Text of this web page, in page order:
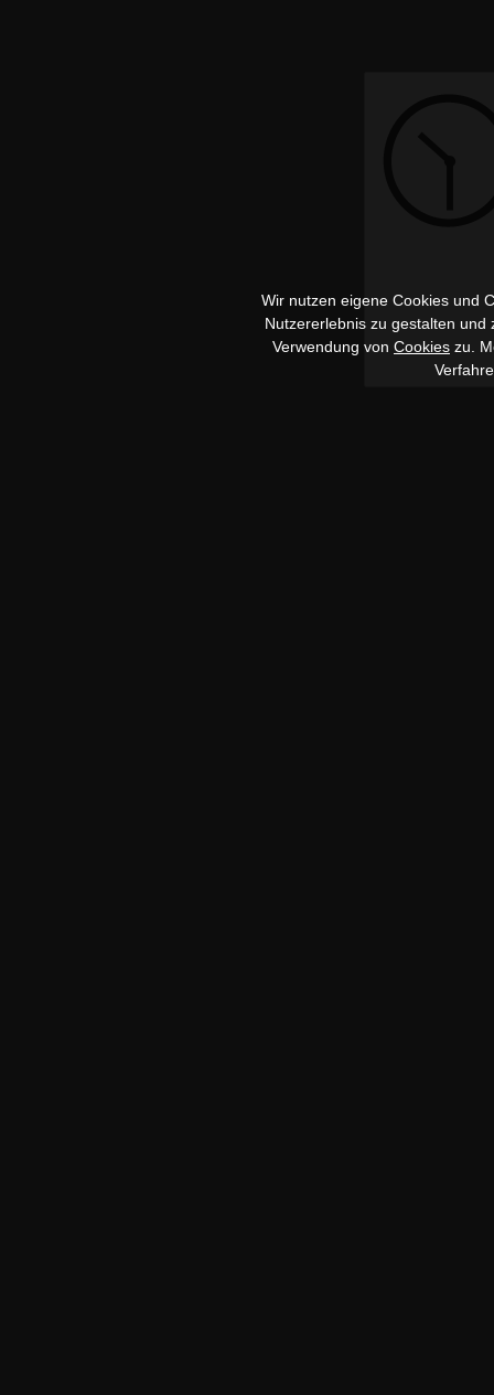
Wir nutzen eigene Cookies und
Nutzererlebnis zu gestalten
Verwendung von Cookies zu.